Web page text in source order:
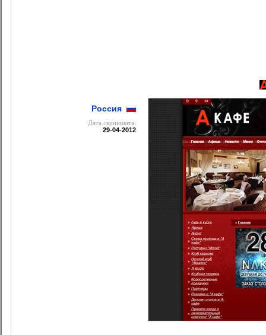
Россия
Дата cкриншота:
29-04-2012